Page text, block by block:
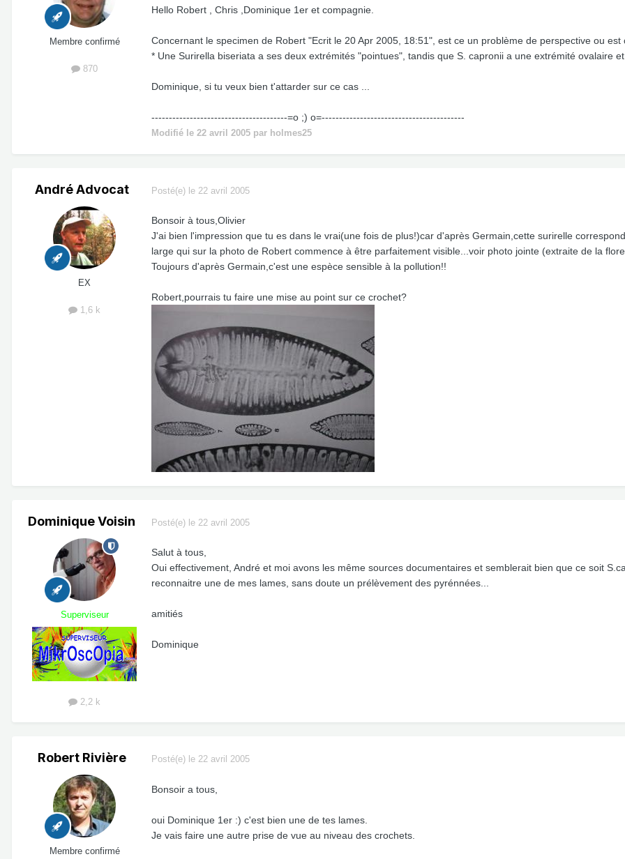
Membre confirmé
870
Hello Robert , Chris ,Dominique 1er et compagnie.
Concernant le specimen de Robert "Ecrit le 20 Apr 2005, 18:51", est ce un problème de perspective ou
* Une Surirella biseriata a ses deux extrémités "pointues", tandis que S. capronii a une extrémité ovalaire et
Dominique, si tu veux bien t'attarder sur ce cas ...
---------------------------------------=o ;) o=-----------------------------------------
Modifié le 22 avril 2005 par holmes25
André Advocat
EX
1,6 k
Posté(e) le 22 avril 2005
Bonsoir à tous,Olivier
J'ai bien l'impression que tu es dans le vrai(une fois de plus!)car d'après Germain,cette surirelle
large qui sur la photo de Robert commence à être parfaitement visible...voir photo jointe (extraite de la
Toujours d'après Germain,c'est une espèce sensible à la pollution!!
Robert,pourrais tu faire une mise au point sur ce crochet?
Dominique Voisin
Superviseur
2,2 k
Posté(e) le 22 avril 2005
Salut à tous,
Oui effectivement, André et moi avons les même sources documentaires et semblerait bien que ce soit
reconnaitre une de mes lames, sans doute un prélèvement des pyrénnées...
amitiés
Dominique
Robert Rivière
Membre confirmé
Posté(e) le 22 avril 2005
Bonsoir a tous,
oui Dominique 1er :) c'est bien une de tes lames.
Je vais faire une autre prise de vue au niveau des crochets.